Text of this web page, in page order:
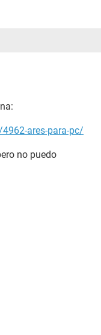
ares-para-pc/
no puedo